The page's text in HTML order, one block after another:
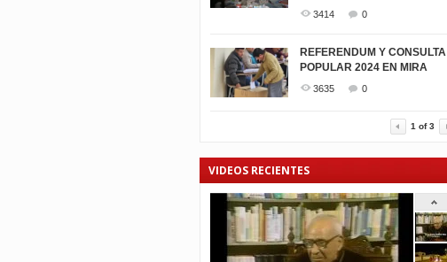
3414 0
REFERENDUM Y CONSULTA
POPULAR 2024 EN MIRA
3635 0
1 of3
VIDEOS RECIENTES